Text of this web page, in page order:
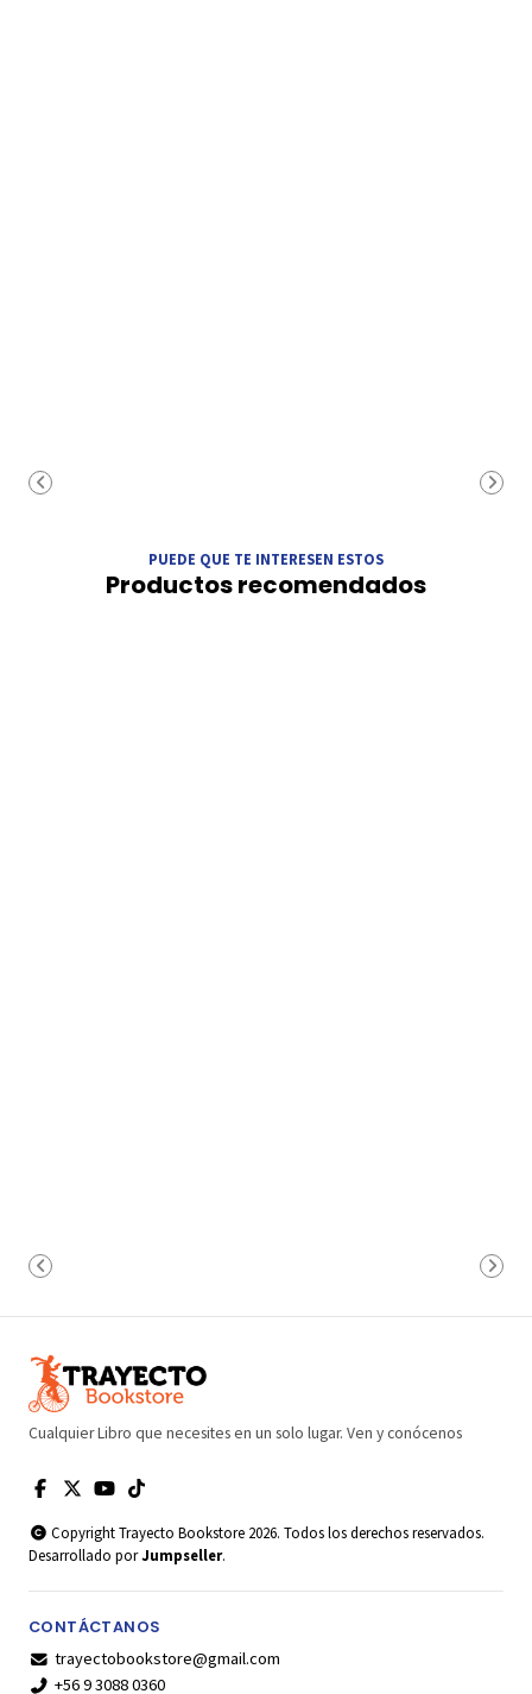
PUEDE QUE TE INTERESEN ESTOS
Productos recomendados
Cualquier Libro que necesites en un solo lugar. Ven y conócenos
Copyright Trayecto Bookstore 2026. Todos los derechos reservados.
Desarrollado porJumpseller.
CONTÁCTANOS
trayectobookstore@gmail.com
+56 9 3088 0360